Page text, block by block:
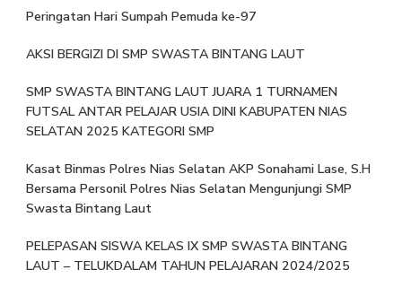
Peringatan Hari Sumpah Pemuda ke-97
AKSI BERGIZI DI SMP SWASTA BINTANG LAUT
SMP SWASTA BINTANG LAUT JUARA 1 TURNAMEN
FUTSAL ANTAR PELAJAR USIA DINI KABUPATEN NIAS
SELATAN 2025 KATEGORI SMP
Kasat Binmas Polres Nias Selatan AKP Sonahami Lase, S.H
Bersama Personil Polres Nias Selatan Mengunjungi SMP
Swasta Bintang Laut
PELEPASAN SISWA KELAS IX SMP SWASTA BINTANG
LAUT – TELUKDALAM TAHUN PELAJARAN 2024/2025